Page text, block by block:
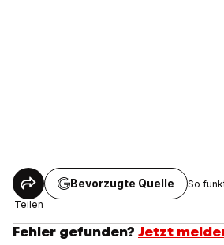
Teilen
Bevorzugte Quelle So
Fehler gefunden? Jetzt